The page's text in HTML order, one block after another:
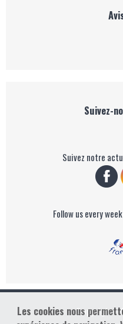
Suivez-
Suivez notre
Follow us every
Copyright :
Les cookies nous